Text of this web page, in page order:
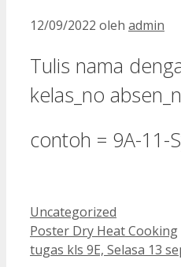
12/09/2022 oleh admin
Tulis nama
kelas_no
contoh = 9A-11-
Kategori
Uncategorized
Poster Dry Heat Cooking
tugas kls 9E, Selasa 13